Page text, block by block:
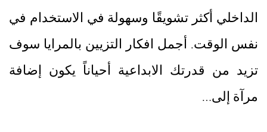
الداخلي أكثر تشويقًا وسهولة في الاستخدام في
نفس الوقت. أجمل افكار التزيين بالمرايا سوف
تزيد من قدرتك الابداعية أحياناً يكون إضافة
مرآة إلى…